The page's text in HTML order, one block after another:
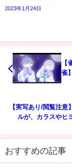
2023年1月24日
【
雀】
【実写あり/閲覧注意
ルが、カラスやヒ
おすすめの記事